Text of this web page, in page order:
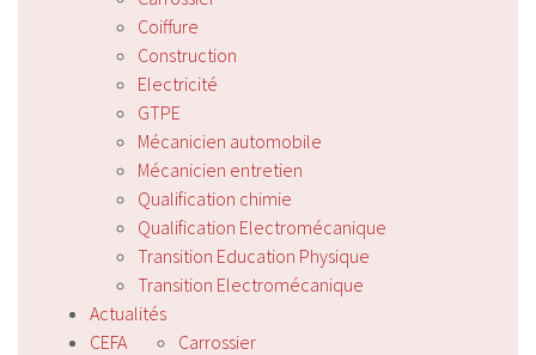
Coiffure
Construction
Electricité
GTPE
Mécanicien automobile
Mécanicien entretien
Qualification chimie
Qualification Electromécanique
Transition Education Physique
Transition Electromécanique
Actualités
CEFA
Carrossier